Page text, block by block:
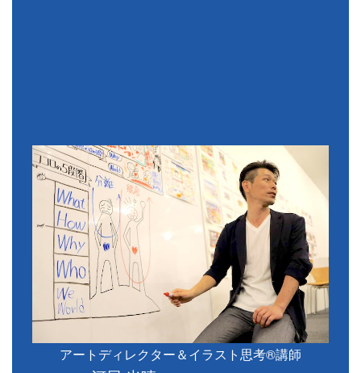
アートディレクター＆イラスト思考®講師